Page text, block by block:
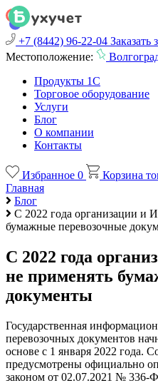
+7 (8442) 96-22-04 Заказать
Местоположение:
Продукты 1С
Торговое оборудование
Услуги
Блог
О компании
Контакты
Избранное 0 Корзина
Главная
Блог
С 2022 года организации и
бумажные перевозочные
С 2022 года
не применять
документы
Государственная
перевозочных документов
основе с 1 января 2022 года.
предусмотрены официально
законом от 02.07.2021 № 336-